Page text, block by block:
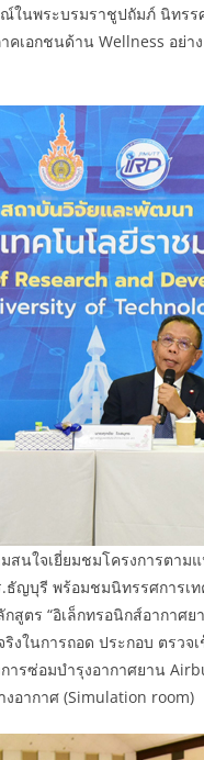
ในพระบรมราชูปถัมภ์ นิทร
เอกชนด้าน Wellness อย่า
นใจเยี่ยมชมโครงการตา
บุรี พร้อมชมนิทรรศการเท
สูตร “อิเล็กทรอนิกส์อากาศ
งในการถอด ประกอบ ตรวจ
ารซ่อมบำรุงอากาศยาน
อากาศ (Simulation room)